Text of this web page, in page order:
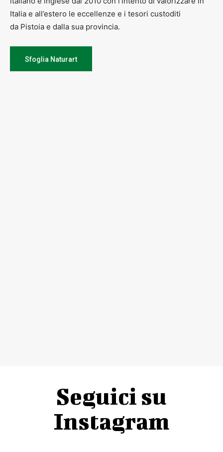
Italia e all’estero le eccellenze e i tesori custoditi
da Pistoia e dalla sua provincia.
Sfoglia Naturart
Seguici su
Instagram